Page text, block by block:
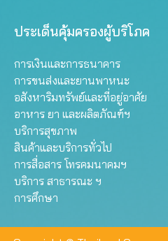
ประเด็นคุ้มครองผู้บริโภค
การเงินและการธนาคาร
การขนส่งและยานพาหนะ
อสังหาริมทรัพย์และที่อยู่อาศัย
อาหาร ยา และผลิตภัณฑ์ฯ
บริการสุขภาพ
สินค้าและบริการทั่วไป
การสื่อสาร โทรคมนาคมฯ
บริการ สาธารณะ ฯ
การศึกษา